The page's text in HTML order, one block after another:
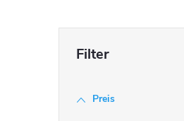
Preis